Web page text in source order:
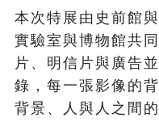
本次特展由史前館
實驗室與博物館共
片、明信片與廣告
錄，每一張影像的
背景、人與人之間